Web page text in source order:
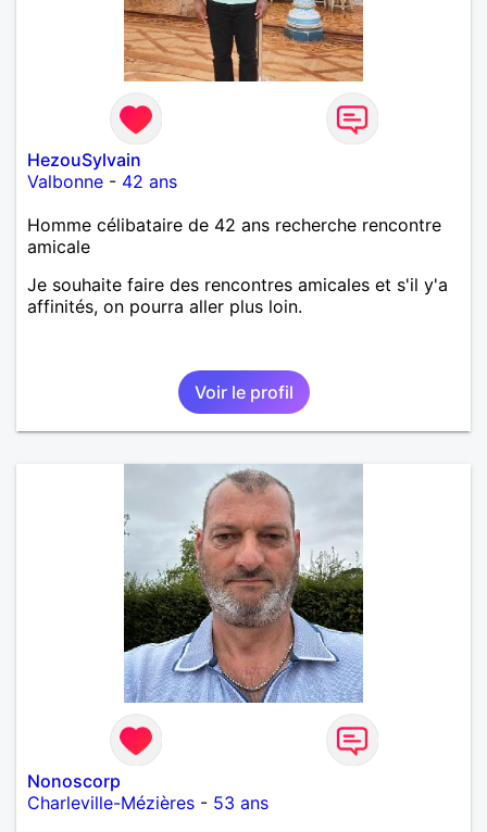
HezouSylvain
Valbonne - 42 ans
Homme célibataire de 42 ans recherche rencontre
amicale
Je souhaite faire des rencontres amicales et s'il y'a
affinités, on pourra aller plus loin.
Voir le profil
Nonoscorp
Charleville-Mézières - 53 ans